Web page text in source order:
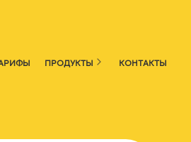
ПРОДУКТЫ КОНТАКТЫ